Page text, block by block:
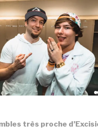
très proche